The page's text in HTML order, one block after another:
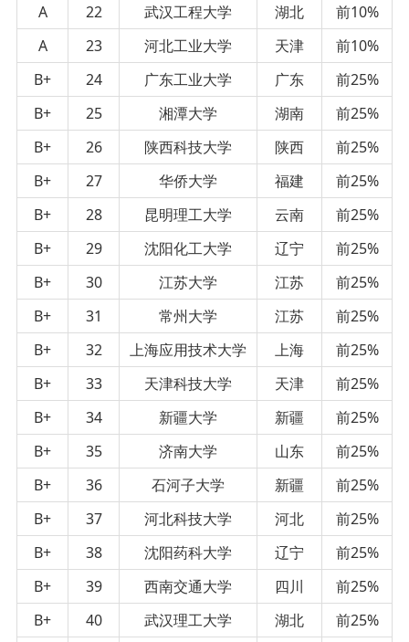
A
22 武汉工程大学 湖北
前10%
A
23 河北工业大学 天津
前10%
B+
24 广东工业大学 广东
前25%
B+
25 湘潭大学 湖南
前25%
B+
26 陕西科技大学 陕西
前25%
B+
27 华侨大学 福建
前25%
B+
28 昆明理工大学 云南
前25%
B+
29 沈阳化工大学 辽宁
前25%
B+
30 江苏大学 江苏
前25%
B+
31 常州大学 江苏
前25%
B+
32 上海应用技术大学 上海
前25%
B+
33 天津科技大学 天津
前25%
B+
34 新疆大学 新疆
前25%
B+
35 济南大学 山东
前25%
B+
36 石河子大学 新疆
前25%
B+
37 河北科技大学 河北
前25%
B+
38 沈阳药科大学 辽宁
前25%
B+
39 西南交通大学 四川
前25%
B+
40 武汉理工大学 湖北
前25%